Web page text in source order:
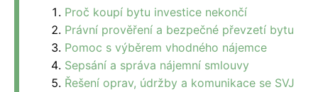
Proč koupí bytu investice nekončí
Právní prověření a bezpečné převzetí bytu
Pomoc s výběrem vhodného nájemce
Sepsání a správa nájemní smlouvy
Řešení oprav, údržby a komunikace se SVJ